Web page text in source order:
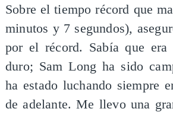
Sobre el tiempo récord que
minutos y 7 segundos),
por el récord. Sabía que
duro; Sam Long ha sido
ha estado luchando siempre
de adelante. Me llevo una